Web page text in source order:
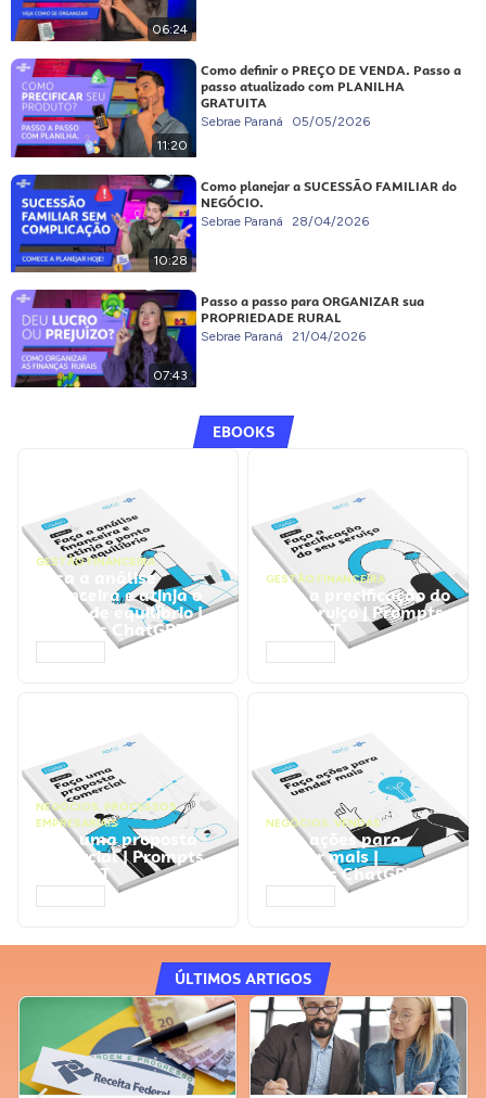
06:24
11:20
Como definir o PREÇO DE VENDA. Passo a
passo atualizado com PLANILHA
GRATUITA
Sebrae Paraná 05/05/2026
10:28
Como planejar a SUCESSÃO FAMILIAR do
NEGÓCIO.
Sebrae Paraná 28/04/2026
07:43
Passo a passo para ORGANIZAR sua
PROPRIEDADE RURAL
Sebrae Paraná 21/04/2026
EBOOKS
GESTÃO FINANCEIRA
Faça a análise
financeira e atinja o
ponto de equilíbrio |
Prompts ChatGPT
GESTÃO FINANCEIRA
Faça a precificação do
seu serviço | Prompts
ChatGPT
NEGÓCIOS, PROCESSOS
EMPRESARIAIS
Faça uma proposta
comercial | Prompts
ChatGPT
NEGÓCIOS, VENDAS
Faça ações para
vender mais |
Prompts ChatGPT
ÚLTIMOS ARTIGOS